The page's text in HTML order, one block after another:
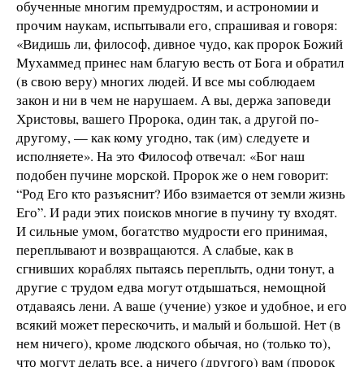
обученные многим премудростям, и астрономии и
прочим наукам, испытывали его, спрашивая и говоря:
«Видишь ли, философ, дивное чудо, как пророк Божий
Мухаммед принес нам благую весть от Бога и обратил
(в свою веру) многих людей. И все мы соблюдаем
закон и ни в чем не нарушаем. А вы, держа заповеди
Христовы, вашего Пророка, один так, а другой по-
другому, — как кому угодно, так (им) следуете и
исполняете». На это Философ отвечал: «Бог наш
подобен пучине морской. Пророк же о нем говорит:
“Род Его кто разъяснит? Ибо взимается от земли жизнь
Его”. И ради этих поисков многие в пучину ту входят.
И сильные умом, богатство мудрости его принимая,
переплывают и возвращаются. А слабые, как в
сгнивших кораблях пытаясь переплыть, одни тонут, а
другие с трудом едва могут отдышаться, немощной
отдаваясь лени. А ваше (учение) узкое и удобное, и его
всякий может перескочить, и малый и большой. Нет (в
нем ничего), кроме людского обычая, но (только то),
что могут делать все, а ничего (другого) вам (пророк